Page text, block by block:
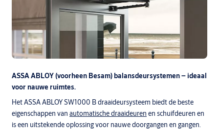
ASSA ABLOY (voorheen Besam) balansdeursystemen– ideaal
voor nauwe ruimtes.
Het ASSA ABLOY SW1000 B draaideursysteem biedt de beste
eigenschappen van automatische draaideuren en schuifdeuren en
is een uitstekende oplossing voor nauwe doorgangen en gangen.